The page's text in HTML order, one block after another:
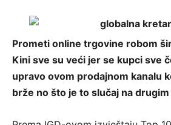
Prometi online trgovine robom
Kini sve su veći jer se kupci sve
upravo ovom prodajnom kanalu
brže no što je to slučaj na